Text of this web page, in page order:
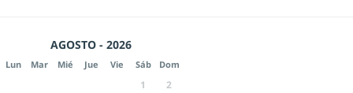
AGOSTO - 2026
Lun Mar Mié Jue Vie Sáb Dom
1
2